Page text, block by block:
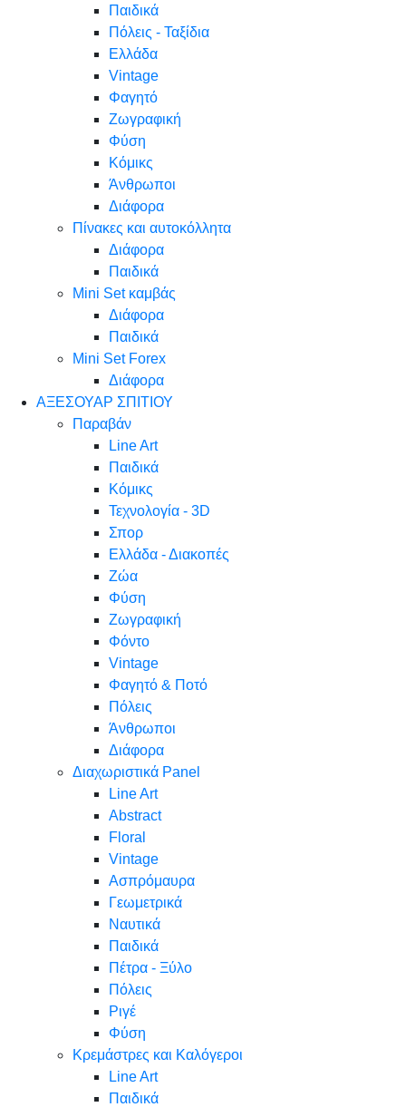
Παιδικά
Πόλεις - Ταξίδια
Ελλάδα
Vintage
Φαγητό
Ζωγραφική
Φύση
Κόμικς
Άνθρωποι
Διάφορα
Πίνακες και αυτοκόλλητα
Διάφορα
Παιδικά
Mini Set καμβάς
Διάφορα
Παιδικά
Mini Set Forex
Διάφορα
ΑΞΕΣΟΥΑΡ ΣΠΙΤΙΟΥ
Παραβάν
Line Art
Παιδικά
Κόμικς
Τεχνολογία - 3D
Σπορ
Ελλάδα - Διακοπές
Ζώα
Φύση
Ζωγραφική
Φόντο
Vintage
Φαγητό & Ποτό
Πόλεις
Άνθρωποι
Διάφορα
Διαχωριστικά Panel
Line Art
Abstract
Floral
Vintage
Ασπρόμαυρα
Γεωμετρικά
Ναυτικά
Παιδικά
Πέτρα - Ξύλο
Πόλεις
Ριγέ
Φύση
Κρεμάστρες και Καλόγεροι
Line Art
Παιδικά